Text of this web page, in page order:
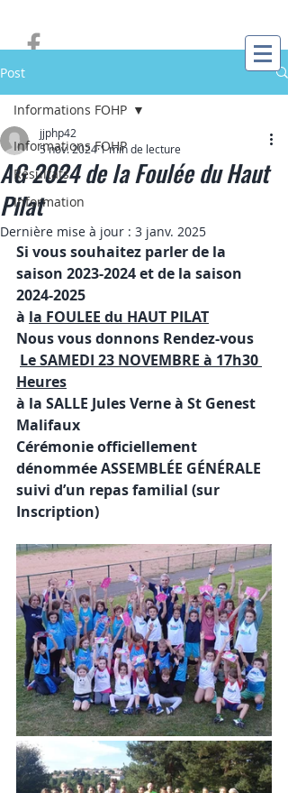
Post
Informations FOHP
Résultats
Information
Informations FOHP
AG 2024 de la Foulée du Haut
Pilat
jjphp42
5 nov. 20241 min de lecture
Dernière mise à jour : 3 janv. 2025
Si vous souhaitez parler de la
saison 2023-2024 et de la saison
2024-2025
à la FOULEE du HAUT PILAT
Nous vous donnons Rendez-vous
Le SAMEDI 23 NOVEMBRE à 17h30
Heures
à la SALLE Jules Verne à St Genest
Malifaux
Cérémonie officiellement
dénommée ASSEMBLÉE GÉNÉRALE
suivi d’un repas familial (sur
Inscription)